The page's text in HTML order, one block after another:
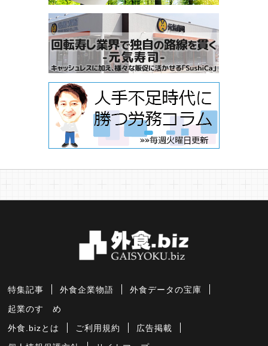
特集記事 外食企業物語 外食データの宝庫
起業のすゝめ
外食.bizとは ご利用規約 広告掲載